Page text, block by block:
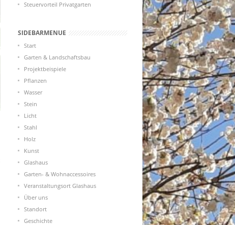
Steuervorteil Privatgarten
SIDEBARMENUE
Start
Garten & Landschaftsbau
Projektbeispiele
Pflanzen
Wasser
Stein
Licht
Stahl
Holz
Kunst
Glashaus
Garten- & Wohnaccessoires
Veranstaltungsort Glashaus
Über uns
Standort
Geschichte